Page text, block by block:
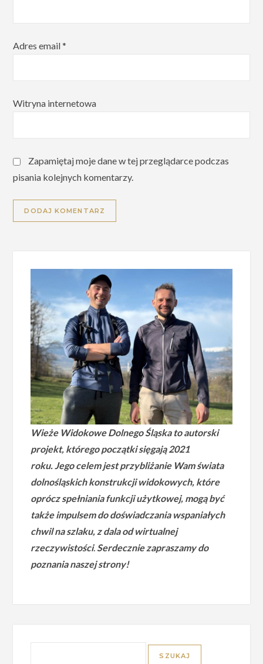
Adres email*
Witryna internetowa
Zapamiętaj moje dane w tej przeglądarce podczas
pisania kolejnych komentarzy.
Wieże Widokowe Dolnego Śląska to autorski
projekt, którego początki sięgają 2021
roku.Jego celem jest przybliżanie Wam świata
dolnośląskich konstrukcji widokowych, które
oprócz spełniania funkcji użytkowej, mogą być
także impulsem do doświadczania wspaniałych
chwil na szlaku, z dala od wirtualnej
rzeczywistości.Serdecznie zapraszamy do
poznania naszej strony!